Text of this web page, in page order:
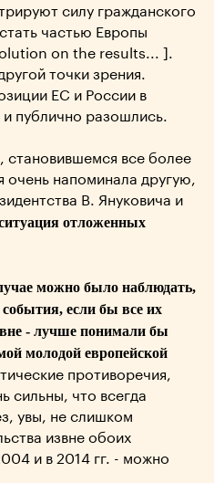
силу гражданского
частью Европы
on the results... ].
точки зрения.
ЕС и России в
публично разошлись.
становившемся все более
очень напоминала другую,
В. Януковича и
отложенных
можно было наблюдать,
если бы все их
- лучше понимали бы
молодой европейской
противоречия,
сильны, что всегда
увы, не слишком
извне обоих
и в 2014 гг. - можно